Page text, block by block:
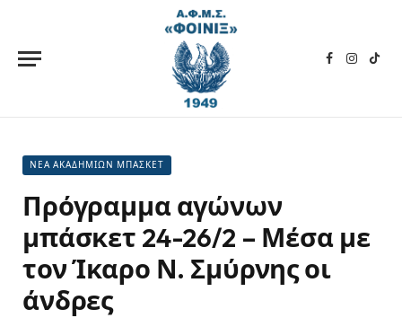
Facebook
ΝΕΑ ΑΚΑΔΗΜΙΩΝ ΜΠΑΣΚΕΤ
Πρόγραμμα αγώνων
μπάσκετ 24-26/2 – Μέσα με
τον Ίκαρο Ν. Σμύρνης οι
άνδρες